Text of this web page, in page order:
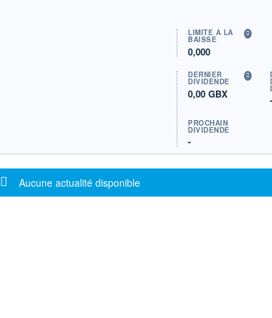
LIMITE À LA
BAISSE
0,000
DERNIER
DIVIDENDE
0,00 GBX -
PROCHAIN
DIVIDENDE
-
Message d'information
Aucune actualité disponible